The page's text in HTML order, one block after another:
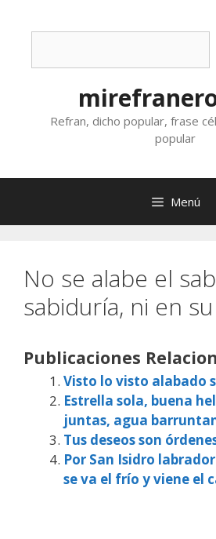
Refran, dicho popular, frase
popular
Menú
No se alabe el
sabiduría, ni en
Publicaciones
Visto lo visto alabado
Estrella sola, buena
juntas, agua
Tus deseos son
Por San Isidro
se va el frío y viene el